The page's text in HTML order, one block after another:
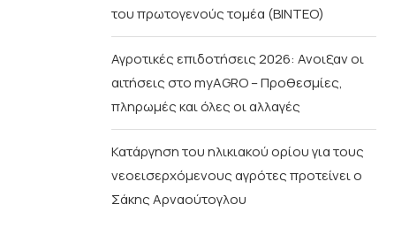
του πρωτογενούς τομέα (ΒΙΝΤΕΟ)
Αγροτικές επιδοτήσεις 2026: Ανοιξαν οι
αιτήσεις στο myAGRO – Προθεσμίες,
πληρωμές και όλες οι αλλαγές
Κατάργηση του ηλικιακού ορίου για τους
νεοεισερχόμενους αγρότες προτείνει ο
Σάκης Αρναούτογλου